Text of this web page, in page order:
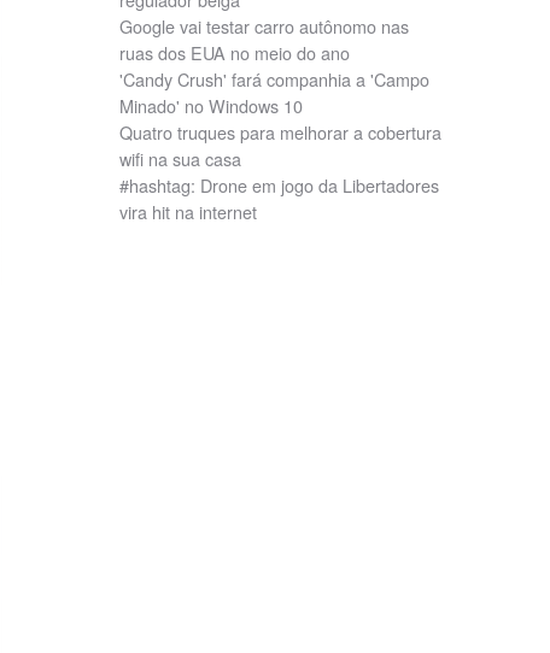
Google vai testar carro autônomo nas
ruas dos EUA no meio do ano
'Candy Crush' fará companhia a 'Campo
Minado' no Windows 10
Quatro truques para melhorar a cobertura
wifi na sua casa
#hashtag: Drone em jogo da Libertadores
vira hit na internet